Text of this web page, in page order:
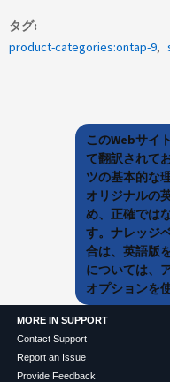
タグ
product-categories:ontap-9
このWebサイ
て翻訳されて
ツの基本的な
オリジナルの
め、正確では
す。ナレッジ
合は、英語版
については、
オプションを
MORE IN SUPPORT
Contact Support
Report an Issue
Provide Feedback